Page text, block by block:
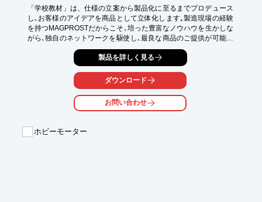
「学校教材」は、仕様の立案から製品化に至るまでプロデュース
し､お客様のアイデアを商品として立体化します｡製造現場の経験
を持つMAGPROSTだからこそ､培った豊富なノウハウを生かしな
がら､独自のネットワークを駆使し､最良な商品のご提供が可能で
開発から試作･量産､パッケージデザインからアッセンブリなど､
お客様をフレキシブルにトータルサポートさせていただきます。
○お客様のアイディアを具現化
詳しくはお問い合わせ下さい。
製品を詳しく見る
ダウンロード
お問い合わせ
ホビーモーター